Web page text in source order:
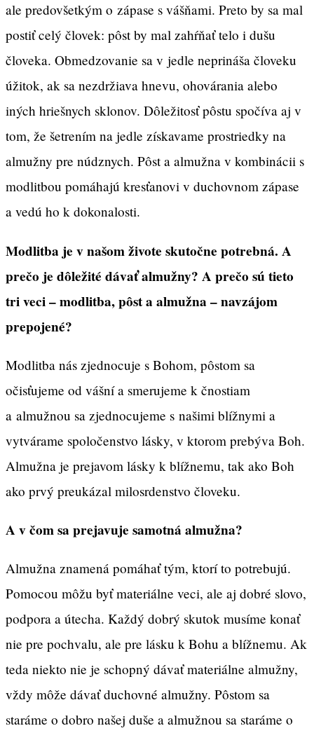
ale predovšetkým o zápase s vášňami. Preto by sa mal
postiť celý človek: pôst by mal zahŕňať telo i dušu
človeka. Obmedzovanie sa v jedle neprináša človeku
úžitok, ak sa nezdržiava hnevu, ohovárania alebo
iných hriešnych sklonov. Dôležitosť pôstu spočíva aj v
tom, že šetrením na jedle získavame prostriedky na
almužny pre núdznych. Pôst a almužna v kombinácii s
modlitbou pomáhajú kresťanovi v duchovnom zápase
a vedú ho k dokonalosti.
Modlitba je v našom živote skutočne potrebná. A
prečo je dôležité dávať almužny? A prečo sú tieto
tri veci – modlitba, pôst a almužna – navzájom
prepojené?
Modlitba nás zjednocuje s Bohom, pôstom sa
očisťujeme od vášní a smerujeme k čnostiam
a almužnou sa zjednocujeme s našimi blížnymi a
vytvárame spoločenstvo lásky, v ktorom prebýva Boh.
Almužna je prejavom lásky k blížnemu, tak ako Boh
ako prvý preukázal milosrdenstvo človeku.
A v čom sa prejavuje samotná almužna?
Almužna znamená pomáhať tým, ktorí to potrebujú.
Pomocou môžu byť materiálne veci, ale aj dobré slovo,
podpora a útecha. Každý dobrý skutok musíme konať
nie pre pochvalu, ale pre lásku k Bohu a blížnemu. Ak
teda niekto nie je schopný dávať materiálne almužny,
vždy môže dávať duchovné almužny. Pôstom sa
staráme o dobro našej duše a almužnou sa staráme o